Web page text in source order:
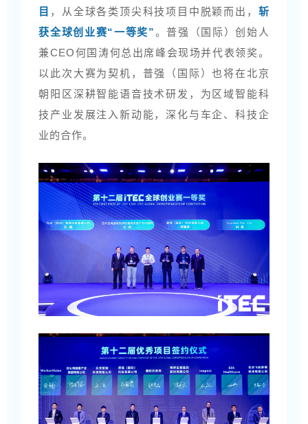
目 ，从全球各类顶尖科技项目中脱颖而出， 斩
获全球创业赛“一等奖”。普强（国际）创始人
兼CEO何国涛何总出席峰会现场并代表领奖。
以此次大赛为契机，普强（国际）也将在北京
朝阳区深耕智能语音技术研发，为区域智能科
技产业发展注入新动能，深化与车企、科技企
业的合作。